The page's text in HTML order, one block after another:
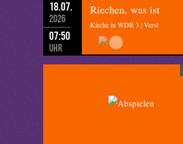
18.07.
2026
07:50
Uhr
Riechen, was ist
Kirche in WDR 3 | Verst